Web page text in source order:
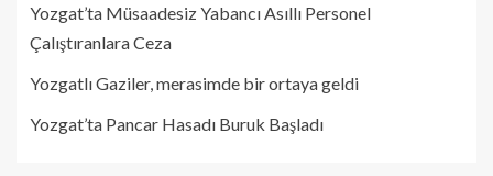
Yozgat’ta Müsaadesiz Yabancı Asıllı Personel
Çalıştıranlara Ceza
Yozgatlı Gaziler, merasimde bir ortaya geldi
Yozgat’ta Pancar Hasadı Buruk Başladı